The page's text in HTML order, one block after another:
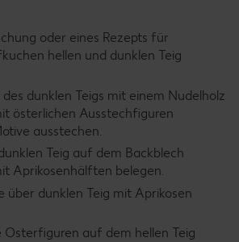
oder eines Rezepts für
hellen und dunklen Teig
dunklen Teigs mit einem Nudelholz
österlichen Ausstechfiguren
ausstechen.
Teig auf dem Backblech
Aprikosenhälften belegen.
über dunklen Teig mit Aprikosen
Osterfiguren auf dem hellen Teig